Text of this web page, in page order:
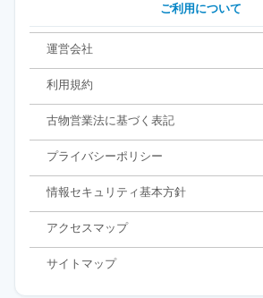
ご利用について
運営会社
利用規約
古物営業法に基づく表記
プライバシーポリシー
情報セキュリティ基本方針
アクセスマップ
サイトマップ